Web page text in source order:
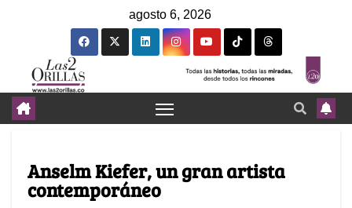
agosto 6, 2026
Anselm Kiefer, un gran artista
contemporáneo